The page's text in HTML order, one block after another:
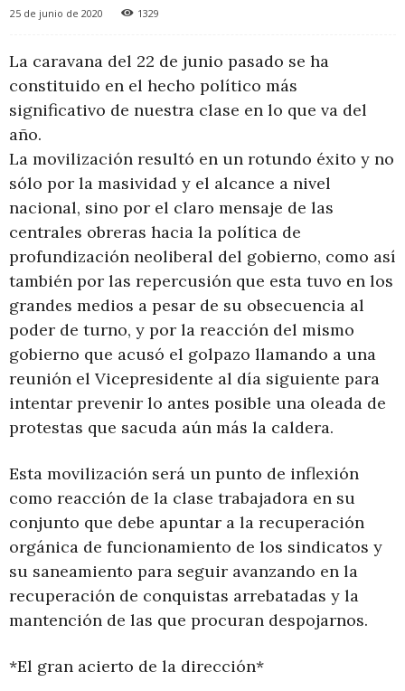
25 de junio de 2020 1329
La caravana del 22 de junio pasado se ha
constituido en el hecho político más
significativo de nuestra clase en lo que va del
año.
La movilización resultó en un rotundo éxito y no
sólo por la masividad y el alcance a nivel
nacional, sino por el claro mensaje de las
centrales obreras hacia la política de
profundización neoliberal del gobierno, como así
también por las repercusión que esta tuvo en los
grandes medios a pesar de su obsecuencia al
poder de turno, y por la reacción del mismo
gobierno que acusó el golpazo llamando a una
reunión el Vicepresidente al día siguiente para
intentar prevenir lo antes posible una oleada de
protestas que sacuda aún más la caldera.
Esta movilización será un punto de inflexión
como reacción de la clase trabajadora en su
conjunto que debe apuntar a la recuperación
orgánica de funcionamiento de los sindicatos y
su saneamiento para seguir avanzando en la
recuperación de conquistas arrebatadas y la
mantención de las que procuran despojarnos.
*El gran acierto de la dirección*